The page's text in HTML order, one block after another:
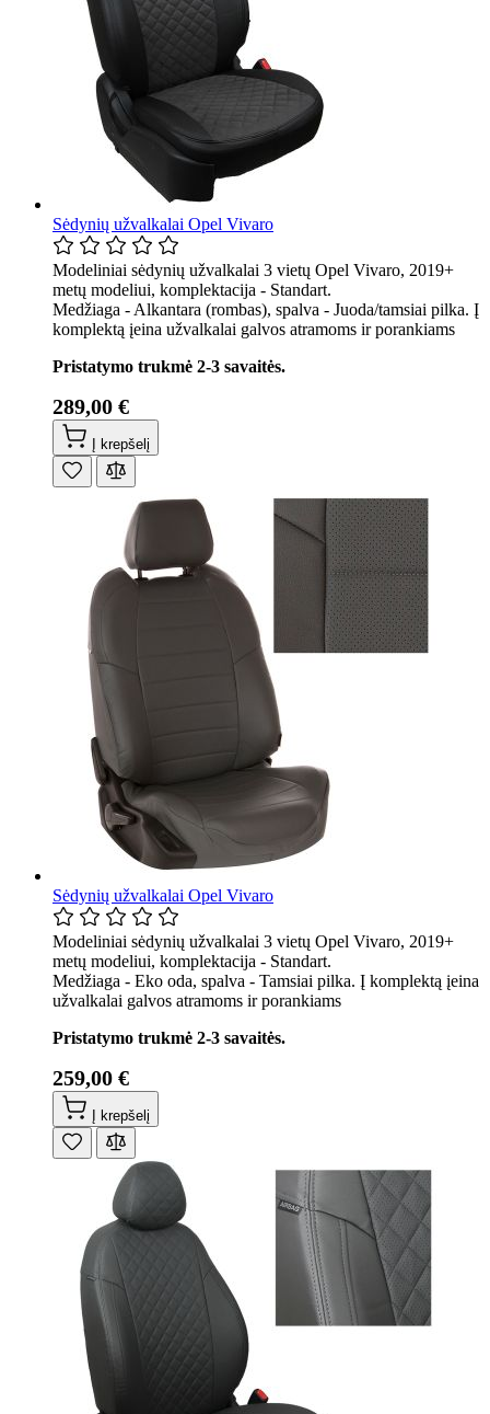
Sėdynių užvalkalai Opel Vivaro
Modeliniai sėdynių užvalkalai 3 vietų Opel Vivaro, 2019+
metų modeliui, komplektacija - Standart.
Medžiaga - Alkantara (rombas), spalva - Juoda/tamsiai pilka. Į
komplektą įeina užvalkalai galvos atramoms ir porankiams
Pristatymo trukmė 2-3 savaitės.
289,00 €
Į krepšelį
Sėdynių užvalkalai Opel Vivaro
Modeliniai sėdynių užvalkalai 3 vietų Opel Vivaro, 2019+
metų modeliui, komplektacija - Standart.
Medžiaga - Eko oda, spalva - Tamsiai pilka. Į komplektą įeina
užvalkalai galvos atramoms ir porankiams
Pristatymo trukmė 2-3 savaitės.
259,00 €
Į krepšelį